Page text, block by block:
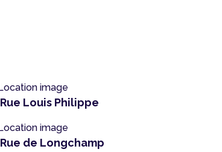
Rue Louis Philippe
Rue de Longchamp